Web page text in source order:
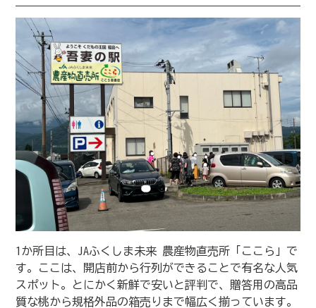
1か所目は、JAふくしま未来 農産物直売所「ここら」で
す。ここは、開店前から行列ができることで有名な人気
スポット。とにかく新鮮で安いと評判で、贈答用の高品
質な桃から規格外品の箱売りまで幅広く揃っています。